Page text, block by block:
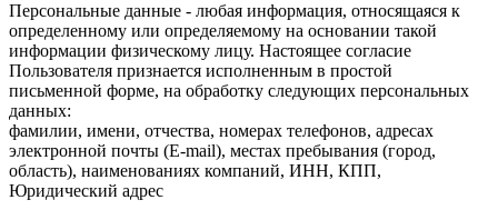
Персональные данные - любая информация, относящаяся к
определенному или определяемому на основании такой
информации физическому лицу. Настоящее согласие
Пользователя признается исполненным в простой
письменной форме, на обработку следующих персональных
данных:
фамилии, имени, отчества, номерах телефонов, адресах
электронной почты (E-mail), местах пребывания (город,
область), наименованиях компаний, ИНН, КПП,
Юридический адрес